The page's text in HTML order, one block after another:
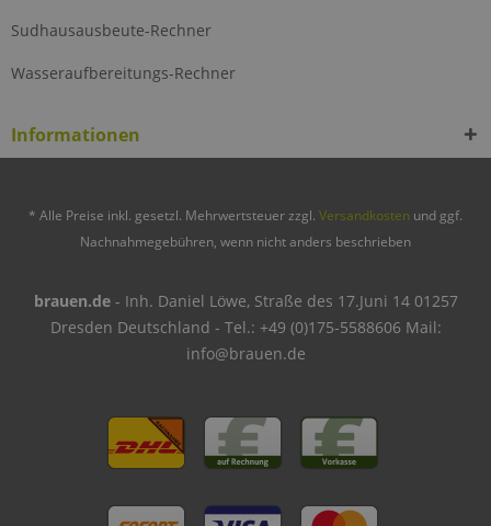
Sudhausausbeute-Rechner
Wasseraufbereitungs-Rechner
Informationen
* Alle Preise inkl. gesetzl. Mehrwertsteuer zzgl. Versandkosten und ggf.
Nachnahmegebühren, wenn nicht anders beschrieben
brauen.de- Inh. Daniel Löwe, Straße des 17.Juni 14 01257
Dresden Deutschland - Tel.: +49 (0)175-5588606 Mail:
info@brauen.de